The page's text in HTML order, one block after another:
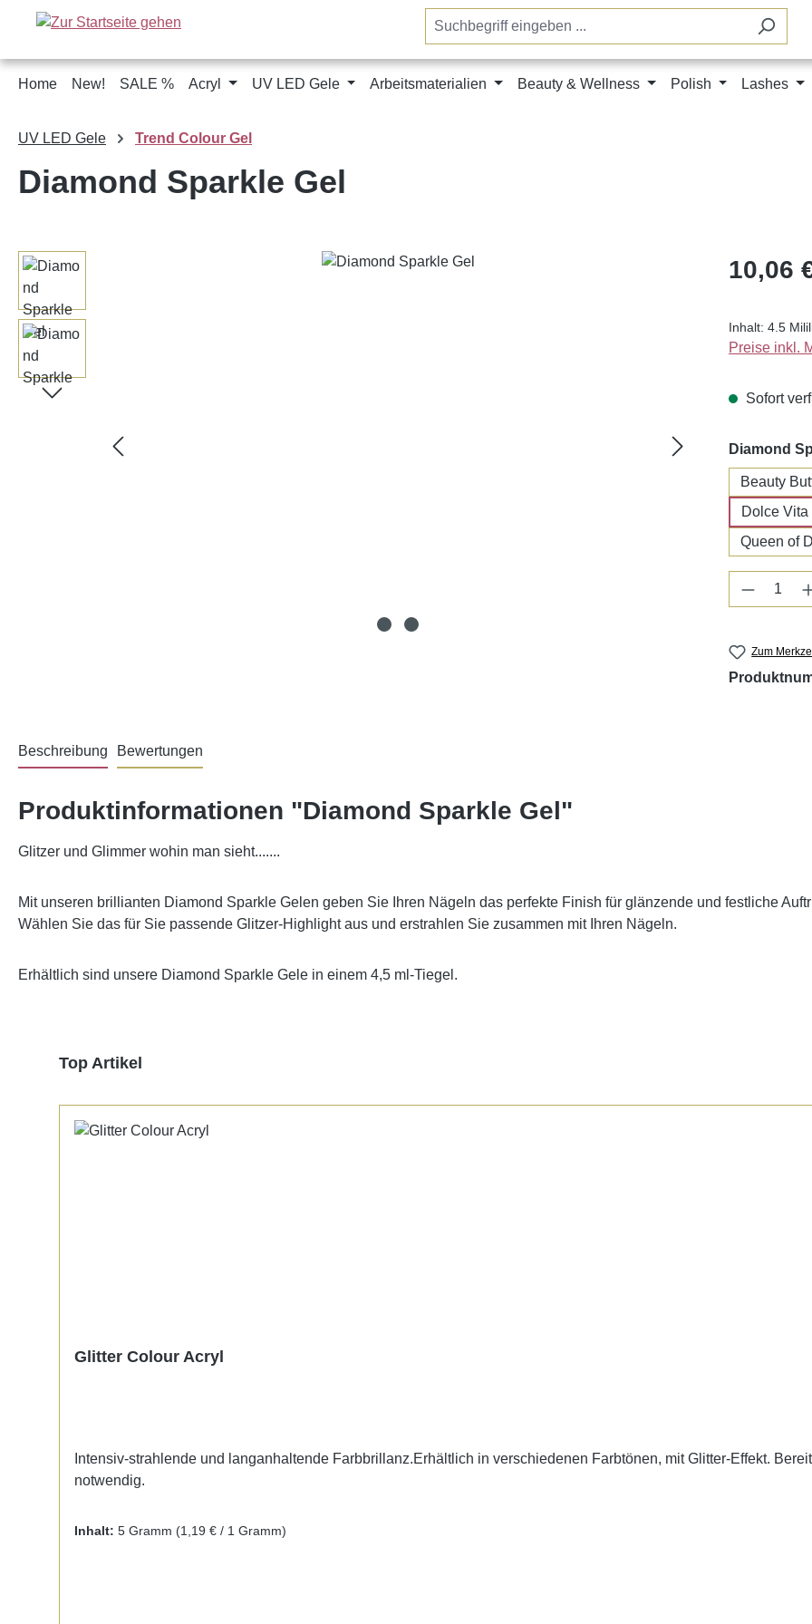
Hauptinhalt springen
Zur Suche springen
Zur Hauptnavigation springen
Home New! SALE % Acryl UV LED Gele Arbeitsmaterialien Beauty & Wellness Polish Lashes
UV LED Gele Trend Colour Gel
Diamond Sparkle Gel
Bildergalerie überspringen Regulärer
10,06
Inhalt: 4.5
Preise inkl.
Sofort
Diamond
Beauty
Dolce Vita
Queen of
Zum
Beschreibung Bewertungen
Produktinformationen "Diamond Sparkle Gel"
Glitzer und Glimmer wohin man sieht.......
Mit unseren brillianten Diamond Sparkle Gelen geben Sie Ihren Nägeln das perfekte Finish für glänzende und festliche
Wählen Sie das für Sie passende Glitzer-Highlight aus und erstrahlen Sie zusammen mit Ihren Nägeln.
Erhältlich sind unsere Diamond Sparkle Gele in einem 4,5 ml-Tiegel.
Produktgalerie überspringen
Top Artikel
Glitter Colour Acryl
Intensiv-strahlende und langanhaltende Farbbrillanz.Erhältlich in verschiedenen Farbtönen, mit Glitter-Effekt.
notwendig.
Inhalt: 5 Gramm (1,19 € / 1 Gramm)